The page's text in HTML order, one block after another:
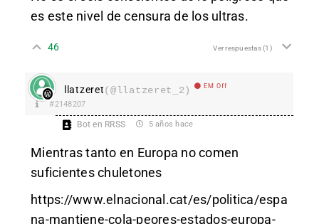
es este nivel de censura de los ultras.
46 Ver respuestas(1)
llatzeret(@llatzeret_2) EM Off
#2148207
Bot en RRSS 5 años hace
Mientras tanto en Europa no comen
suficientes chuletones
https://www.elnacional.cat/es/politica/espa
na-mantiene-cola-peores-estados-europa-